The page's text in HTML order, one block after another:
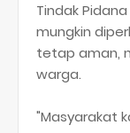
​Tindak
mungkin
tetap aman,
warga.
​"Masyarakat